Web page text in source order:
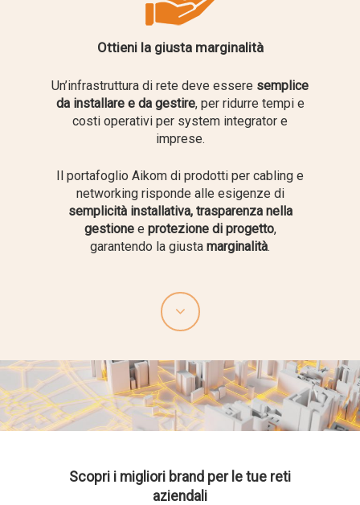
Ottieni la giusta marginalità
Un’infrastruttura di rete deve essere semplice
da installare e da gestire, per ridurre tempi e
costi operativi per system integrator e
imprese.
Il portafoglio Aikom di prodotti per cabling e
networking risponde alle esigenze di
semplicità installativa, trasparenza nella
gestionee protezione di progetto,
garantendo la giusta marginalità.
Scopri i migliori brand per le tue reti
aziendali